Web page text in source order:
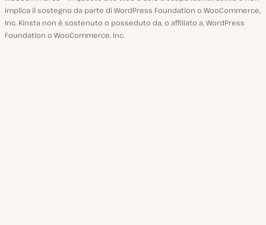
implica il sostegno da parte di WordPress Foundation o WooCommerce,
Inc. Kinsta non è sostenuto o posseduto da, o affiliato a, WordPress
Foundation o WooCommerce, Inc.